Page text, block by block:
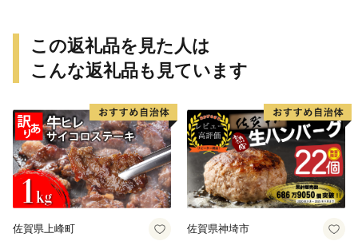
せ
この返礼品を見た人は
こんな返礼品も見ています
佐賀県上峰町 佐賀県神埼市